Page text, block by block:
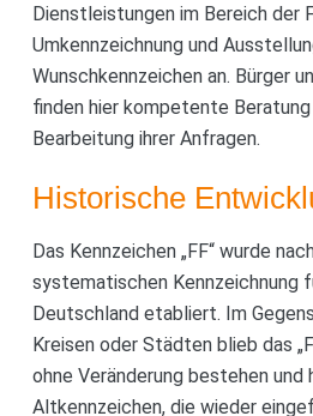
Dienstleistungen im Bereich der
Umkennzeichnung und
Wunschkennzeichen an. Bürger
finden hier kompetente
Bearbeitung ihrer Anfragen.
Historische
Das Kennzeichen „FF“ wurde
systematischen Kennzeichnung
Deutschland etabliert. Im
Kreisen oder Städten blieb das
ohne Veränderung bestehen und
Altkennzeichen, die wieder